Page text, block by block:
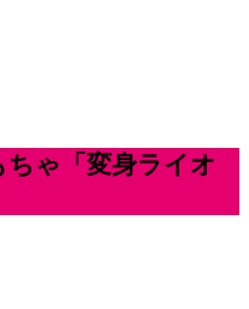
ゃ「変身ライオ